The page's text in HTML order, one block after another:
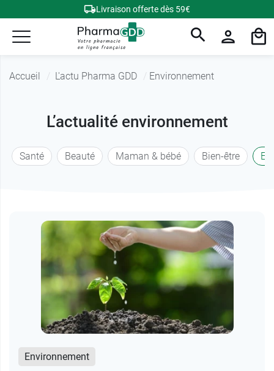
Livraison offerte dès 59€
Accueil L'actu Pharma GDD Environnement
L’actualité environnement
Santé Beauté Maman & bébé Bien-être
Environnement